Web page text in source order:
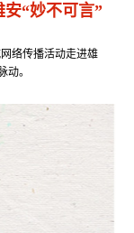
“妙不可言”
络传播活动走进雄
动。